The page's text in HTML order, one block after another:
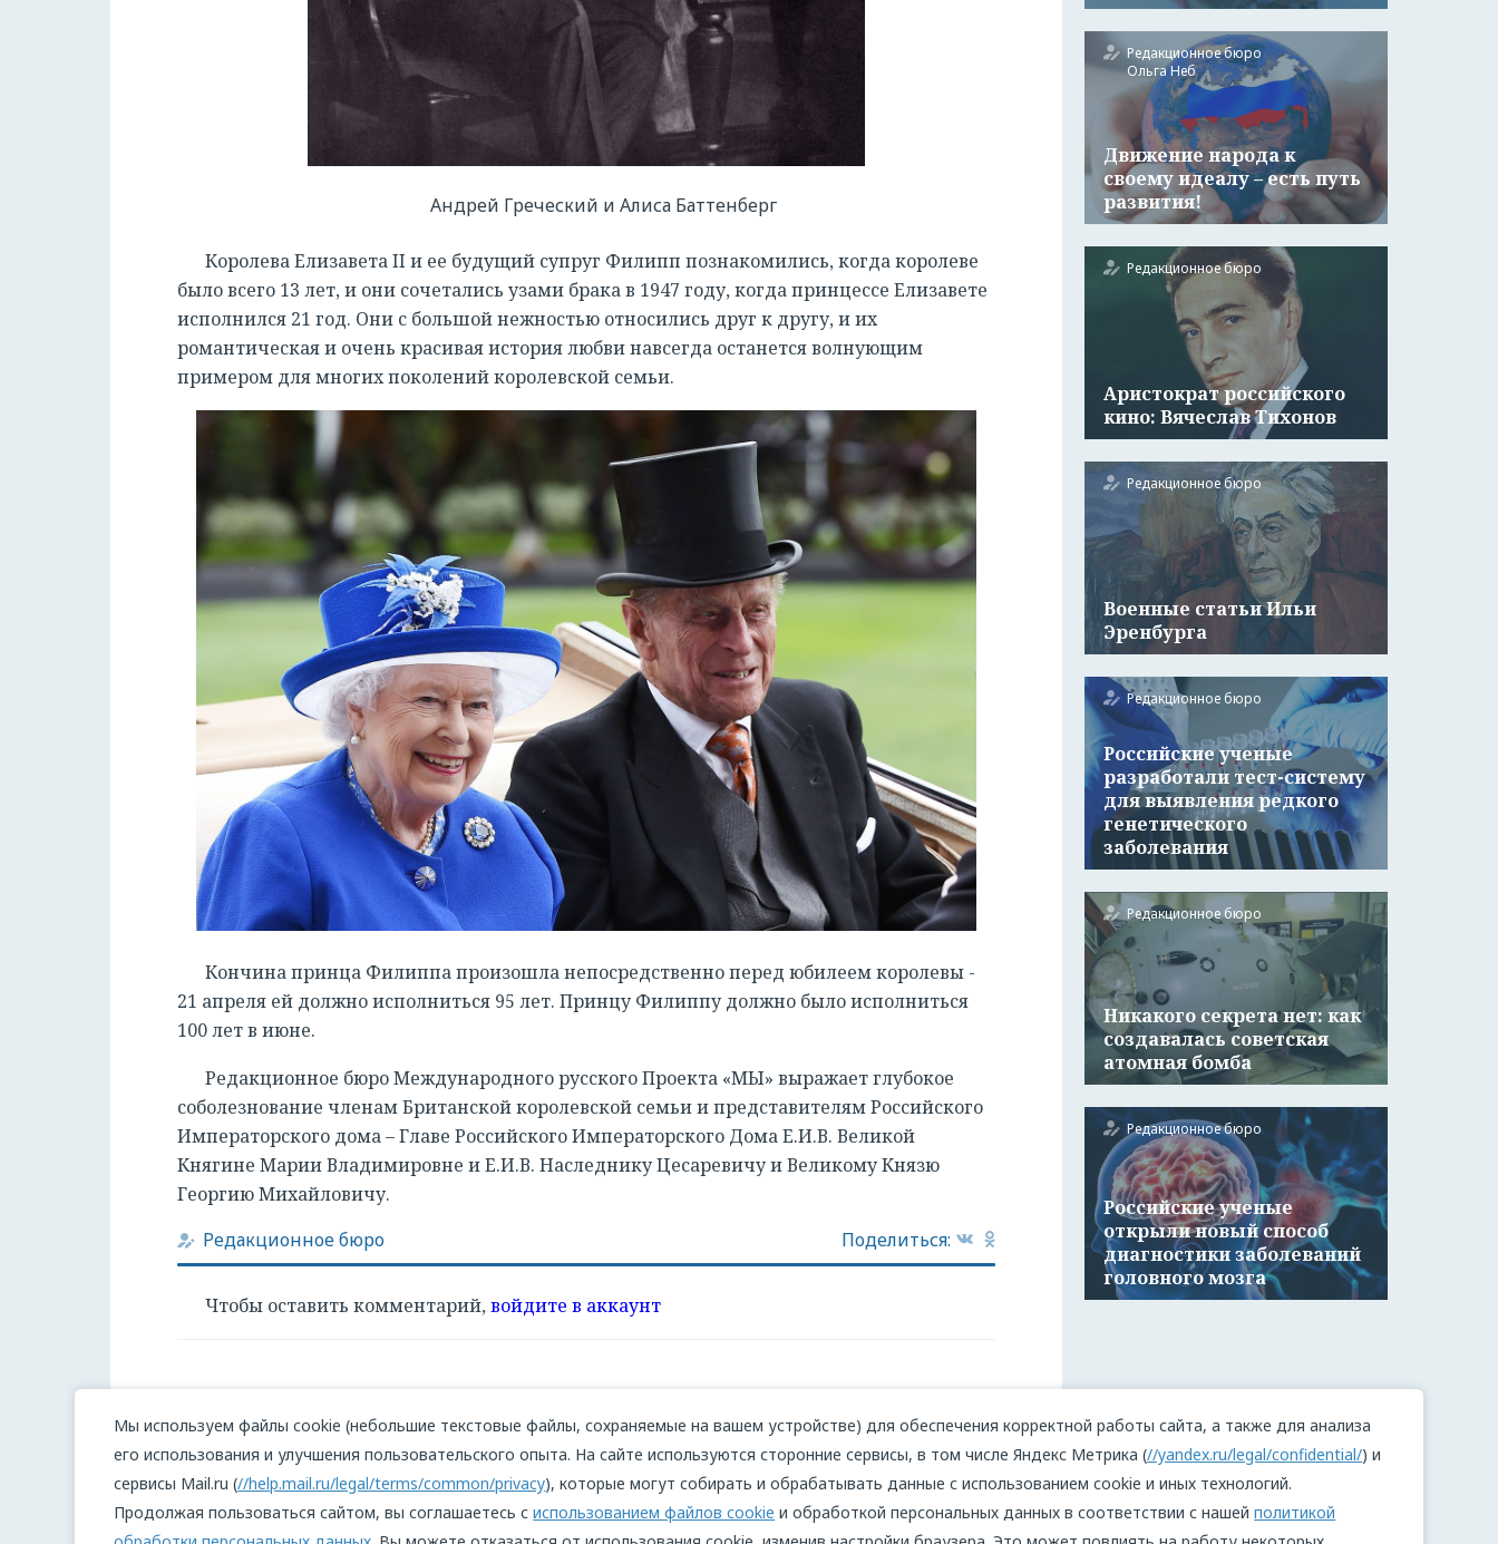
Андрей Греческий и Алиса Баттенберг
Королева Елизавета II и ее будущий супруг Филипп познакомились, когда королеве
было всего 13 лет, и они сочетались узами брака в 1947 году, когда принцессе Елизавете
исполнился 21 год. Они с большой нежностью относились друг к другу, и их
романтическая и очень красивая история любви навсегда останется волнующим
примером для многих поколений королевской семьи.
Кончина принца Филиппа произошла непосредственно перед юбилеем королевы -
21 апреля ей должно исполниться 95 лет. Принцу Филиппу должно было исполниться
100 лет в июне.
Редакционное бюро Международного русского Проекта «МЫ» выражает глубокое
соболезнование членам Британской королевской семьи и представителям Российского
Императорского дома – Главе Российского Императорского Дома Е.И.В. Великой
Княгине Марии Владимировне и Е.И.В. Наследнику Цесаревичу и Великому Князю
Георгию Михайловичу.
Редакционное бюро
Поделиться:
Чтобы оставить комментарий,войдите в аккаунт
Редакционное бюро
Ольга Неб
Движение народа к
своему идеалу – есть путь
развития!
Редакционное бюро
Аристократ российского
кино: Вячеслав Тихонов
Редакционное бюро
Военные статьи Ильи
Эренбурга
Редакционное бюро
Российские ученые
разработали тест-систему
для выявления редкого
генетического
заболевания
Редакционное бюро
Никакого секрета нет: как
создавалась советская
атомная бомба
Редакционное бюро
Российские ученые
открыли новый способ
диагностики заболеваний
головного мозга
Мы используем файлы cookie (небольшие текстовые файлы, сохраняемые на вашем устройстве) для обеспечения корректной работы сайта, а также для анализа
его использования и улучшения пользовательского опыта. На сайте используются сторонние сервисы, в том числе Яндекс Метрика (//yandex.ru/legal/confidential/) и
сервисы Mail.ru (//help.mail.ru/legal/terms/common/privacy), которые могут собирать и обрабатывать данные с использованием cookie и иных технологий.
Продолжая пользоваться сайтом, вы соглашаетесь сиспользованием файлов cookie и обработкой персональных данных в соответствии с нашейполитикой
РЕГИСТРАЦИЯ